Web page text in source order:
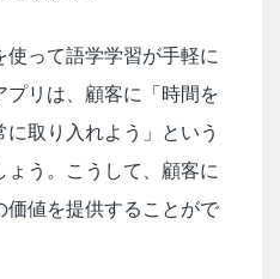
って語学学習が手軽に
プリは、顧客に「時間を
取り入れよう」という
う。こうして、顧客に
価値を提供することがで